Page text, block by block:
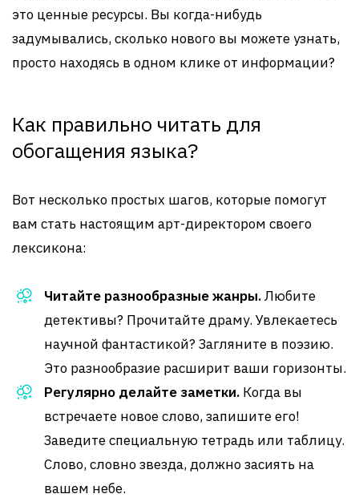
это ценные ресурсы. Вы когда-нибудь
задумывались, сколько нового вы можете узнать,
просто находясь в одном клике от информации?
Как правильно читать для
обогащения языка?
Вот несколько простых шагов, которые помогут
вам стать настоящим арт-директором своего
лексикона:
Читайте разнообразные жанры.Любите
детективы? Прочитайте драму. Увлекаетесь
научной фантастикой? Загляните в поэзию.
Это разнообразие расширит ваши горизонты.
Регулярно делайте заметки. Когда вы
встречаете новое слово, запишите его!
Заведите специальную тетрадь или таблицу.
Слово, словно звезда, должно засиять на
вашем небе.